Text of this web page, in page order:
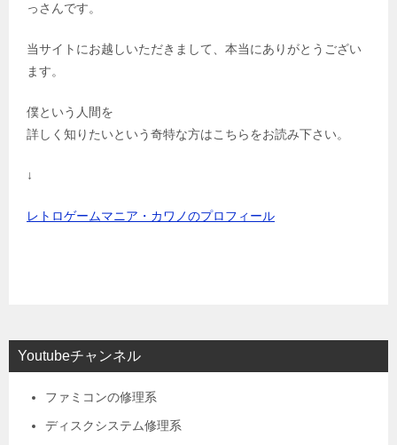
っさんです。
当サイトにお越しいただきまして、本当にありがとうござい
ます。
僕という人間を
詳しく知りたいという奇特な方はこちらをお読み下さい。
↓
レトロゲームマニア・カワノのプロフィール
Youtubeチャンネル
ファミコンの修理系
ディスクシステム修理系